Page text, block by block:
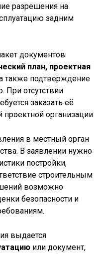
разрешения на
задним
документов:
план, проектная
также подтверждение
При отсутствии
заказать её
проектной организации.
в местный орган
В заявлении нужно
постройки,
строительным
возможно
безопасности и
выдается
или документ,